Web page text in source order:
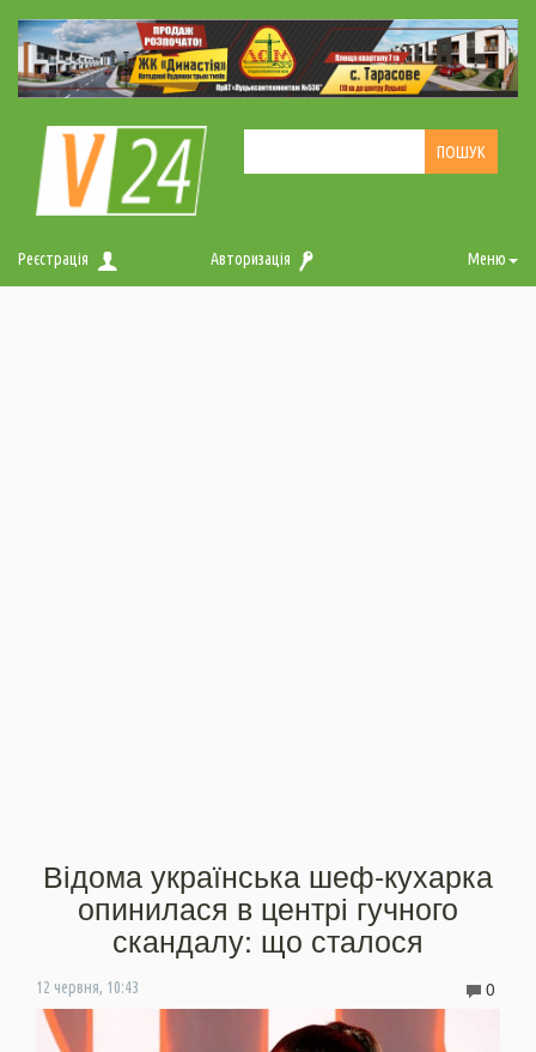
Реєстрація Авторизація Меню
Відома українська шеф-кухарка
опинилася в центрі гучного
скандалу: що сталося
12 червня, 10:43 0